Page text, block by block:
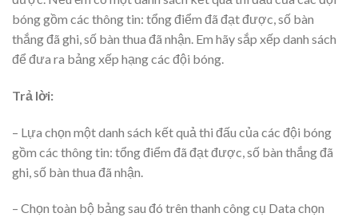
bóng gồm các thông tin: tổng điểm đã đạt được, số bàn
thắng đã ghi, số bàn thua đã nhận. Em hãy sắp xếp danh sách
để đưa ra bảng xếp hạng các đội bóng.
Trả lời:
– Lựa chọn một danh sách kết quả thi đấu của các đội bóng
gồm các thông tin: tổng điểm đã đạt được, số bàn thắng đã
ghi, số bàn thua đã nhận.
– Chọn toàn bộ bảng sau đó trên thanh công cụ Data chọn